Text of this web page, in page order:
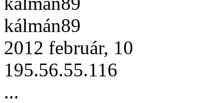
kálmán89
2012 február, 10
195.56.55.116
...